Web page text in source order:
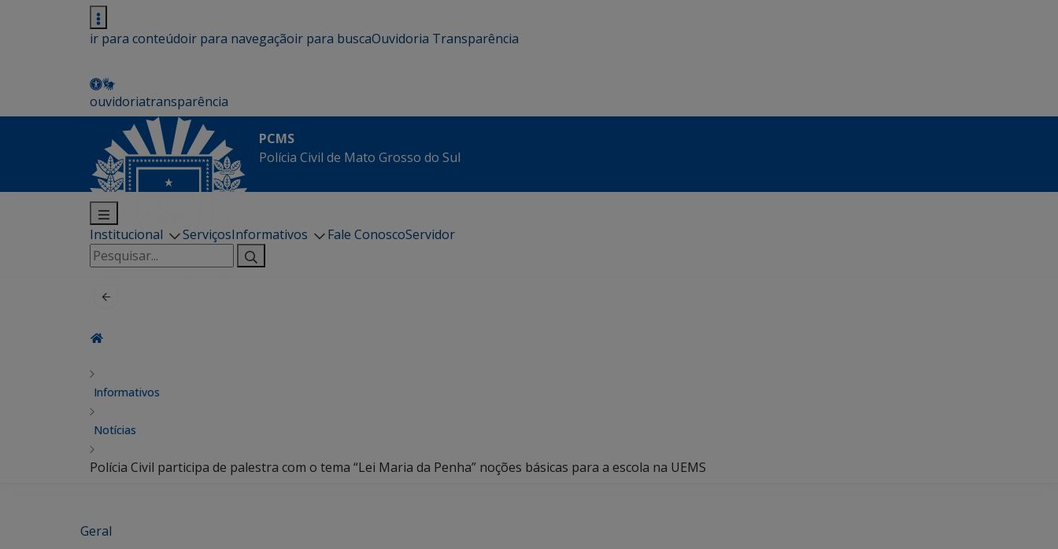
ir para conteúdoir para navegaçãoir para buscaOuvidoria Transparência
ouvidoriatransparência
PCMS
Polícia Civil de Mato Grosso do Sul
Institucional ServiçosInformativos Fale ConoscoServidor
Pesquisar
por:
Informativos
Notícias
Polícia Civil participa de palestra com o tema “Lei Maria da Penha” noções básicas para a escola na UEMS
Geral